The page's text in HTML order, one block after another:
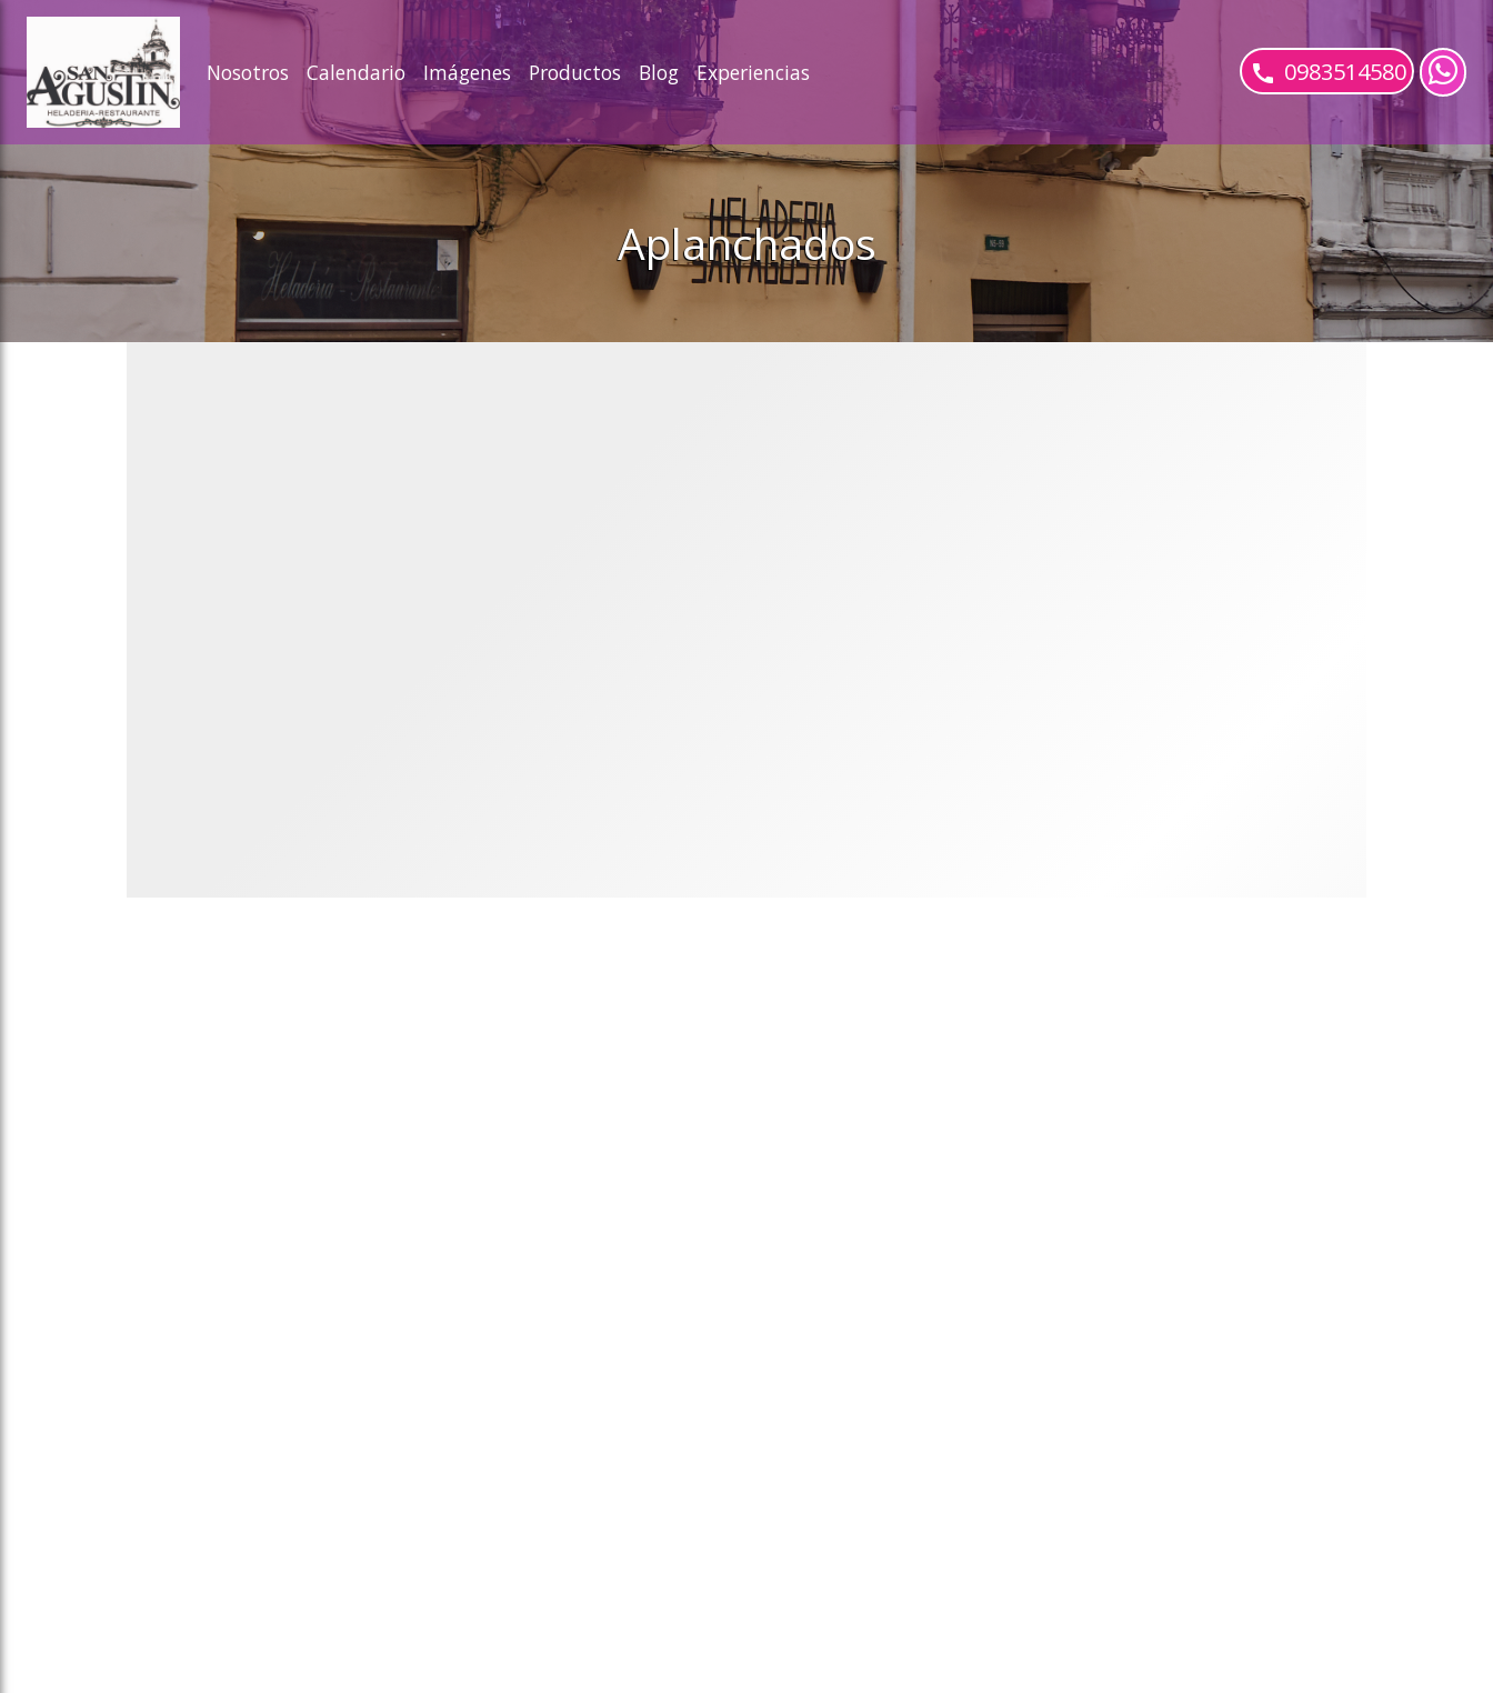
slideout menu.
Nosotros Calendario Imágenes Productos Blog Experiencias 0983514580
Aplanchados